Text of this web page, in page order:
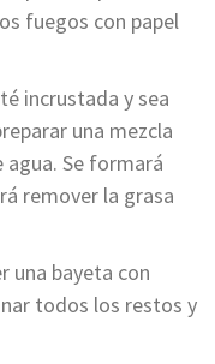
fuegos con papel
incrustada y sea
una mezcla
Se formará
remover la grasa
una bayeta con
todos los restos y